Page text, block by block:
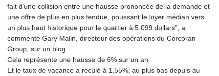
fait d'une collision entre une hausse prononcée de la demande et
une offre de plus en plus tendue, poussant le loyer médian vers
un plus haut historique pour le quartier à 5.099 dollars", a
commenté Gary Malin, directeur des opérations du Corcoran
Group, sur un blog.
Cela représente une hausse de 6% sur un an.
Et le taux de vacance a reculé à 1,55%, au plus bas depuis au